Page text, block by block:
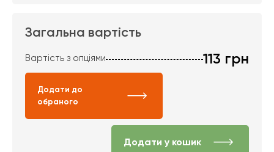
Загальна вартість
Вартість з опціями 113 грн
Додати до
обраного
Додати у кошик